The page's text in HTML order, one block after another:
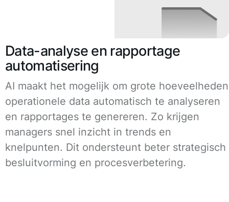
Data-analyse en rapportage
automatisering
AI maakt het mogelijk om grote hoeveelheden
operationele data automatisch te analyseren
en rapportages te genereren. Zo krijgen
managers snel inzicht in trends en
knelpunten. Dit ondersteunt beter strategisch
besluitvorming en procesverbetering.